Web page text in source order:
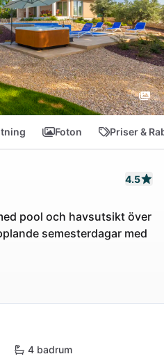
Foton Priser &
4.5
pool och havsutsikt över
semesterdagar med
4 badrum